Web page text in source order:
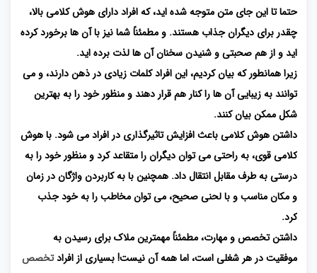
حتما تا این جای متن متوجه شده اید، که افراد دارای هوش کلامی بالا،
چقدر برای دیگران جذاب هستند. و مطمئناً شما نیز با آن ها برخورد کرده
اید و از هم صحبتی و شنیدن سخنان آن ها لذت برده اید.
زیرا همانطور که بیان کردیم، این افراد کلمات زیادی در ذهن دارند، و می
توانند به زیبایی آن ها را کنار هم قرار دهند و منظور خود را به بهترین
شکل ممکن بیان کنند.
داشتن هوش کلامی باعث افزایش تاثیرگذاری در افراد می شود. با هوش
کلامی قوی، به راحتی می توان دیگران را متقاعد کرد و منظور خود را به
درستی به طرف مقابل انتقال داد. همچنین با به کاربردن واژگان در زمان
و مکان مناسب و با لحنی صحیح، می توان مخاطب را به خود جذب
کرد.
داشتن تخصص و مهارت، مطمئناً مهمترین ملاک برای رسیدن به
موفقیت در هر شغلی است، اما همه آن نیست! بسیاری از افرادتخصص